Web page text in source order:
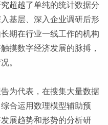
超越了单纯的统计数据分
基层、深入企业调研后形
期在行业一线工作的机构
摸数字经济发展的脉搏，
。
为代表，在搜集大量数据
合运用数理模型辅助预
展趋势和形势的分析研